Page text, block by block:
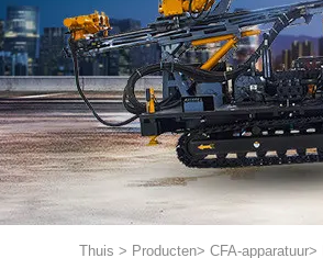
Thuis > Producten> CFA-apparatuur>